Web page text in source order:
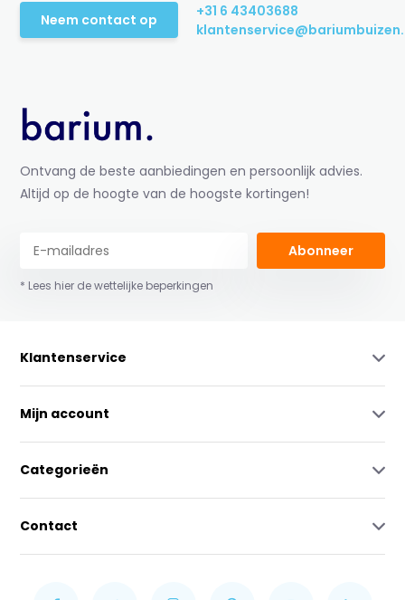
Neem contact op
+31 6 43403688
Ontvang de beste aanbiedingen en persoonlijk advies.
Altijd op de hoogte van de hoogste kortingen!
Abonneer
* Lees hier de wettelijke beperkingen
Klantenservice
Mijn account
Categorieën
Contact